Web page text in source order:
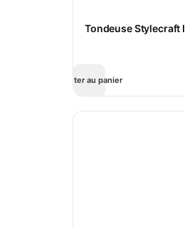
Tondeuse Stylecraft
Ajouter au panier